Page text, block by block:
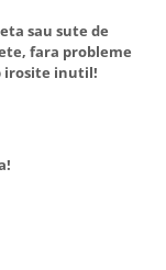
sau sute de
fara probleme
irosite inutil!